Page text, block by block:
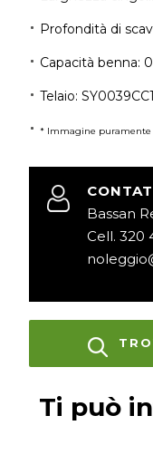
Profondità di
Capacità benna:
Telaio:
* Immagine puramente
Bassan
Cell. 320
Ti può